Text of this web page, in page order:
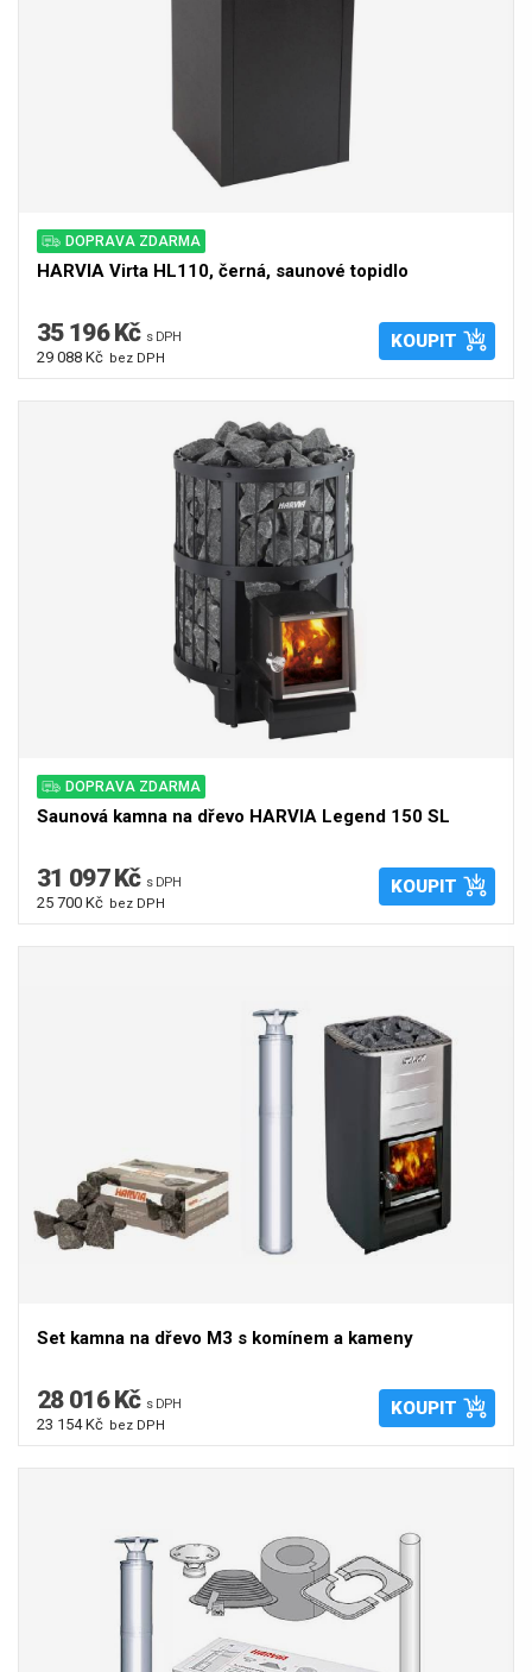
DOPRAVA ZDARMA
HARVIA Virta HL110, černá, saunové topidlo
35 196 Kč s DPH
29 088 Kč bez DPH
KOUPIT
DOPRAVA ZDARMA
Saunová kamna na dřevo HARVIA Legend 150 SL
31 097 Kč s DPH
25 700 Kč bez DPH
KOUPIT
Set kamna na dřevo M3 s komínem a kameny
28 016 Kč s DPH
23 154 Kč bez DPH
KOUPIT